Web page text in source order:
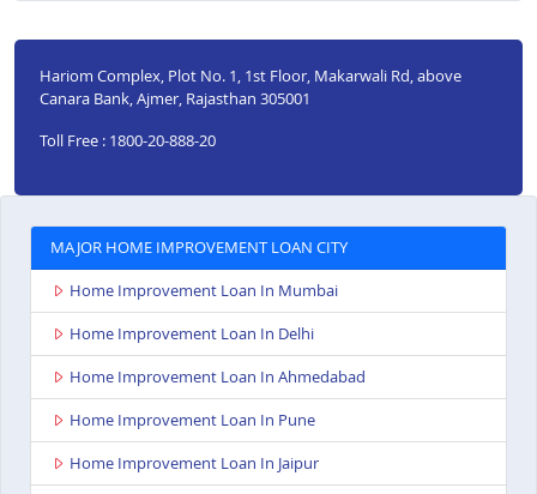
Hariom Complex, Plot No. 1, 1st Floor, Makarwali Rd, above
Canara Bank, Ajmer, Rajasthan 305001
Toll Free : 1800-20-888-20
MAJOR HOME IMPROVEMENT LOAN CITY
Home Improvement Loan In Mumbai
Home Improvement Loan In Delhi
Home Improvement Loan In Ahmedabad
Home Improvement Loan In Pune
Home Improvement Loan In Jaipur